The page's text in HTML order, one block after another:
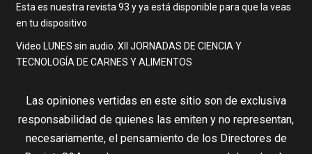
Esta es nuestra revista 93 y ya está disponible para que la veas
en tu dispositivo
Video LUNES sin audio. XII JORNADAS DE CIENCIA Y
TECNOLOGÍA DE CARNES Y ALIMENTOS
Las opiniones vertidas en este sitio son de exclusiva
responsabilidad de quienes las emiten y no representan,
necesariamente, el pensamiento de los Directores de